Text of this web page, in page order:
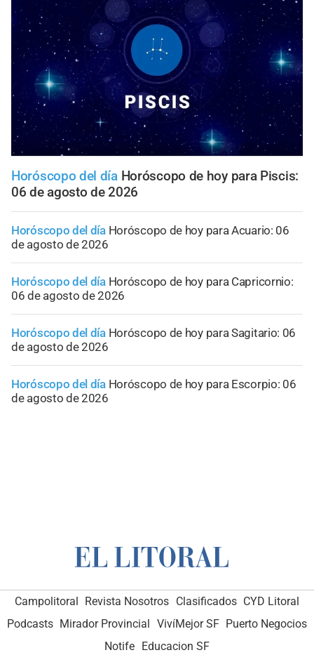
Horóscopo del día Horóscopo de hoy para Piscis:
06 de agosto de 2026
Horóscopo del día Horóscopo de hoy para Acuario: 06
de agosto de 2026
Horóscopo del día Horóscopo de hoy para Capricornio:
06 de agosto de 2026
Horóscopo del día Horóscopo de hoy para Sagitario: 06
de agosto de 2026
Horóscopo del día Horóscopo de hoy para Escorpio: 06
de agosto de 2026
Campolitoral Revista Nosotros Clasificados CYD Litoral
Podcasts Mirador Provincial VivíMejor SF Puerto Negocios
Notife Educacion SF